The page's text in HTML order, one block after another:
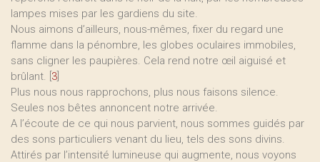
lampes mises par les gardiens du site.
Nous aimons d’ailleurs, nous-mêmes, fixer du regard une
flamme dans la pénombre, les globes oculaires immobiles,
sans cligner les paupières. Cela rend notre œil aiguisé et
brûlant. 3
Plus nous nous rapprochons, plus nous faisons silence.
Seules nos bêtes annoncent notre arrivée.
A l’écoute de ce qui nous parvient, nous sommes guidés par
des sons particuliers venant du lieu, tels des sons divins.
Attirés par l’intensité lumineuse qui augmente, nous voyons